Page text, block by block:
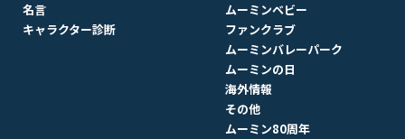
名言
キャラクター診断
ムーミンベビー
ファンクラブ
ムーミンバレーパーク
ムーミンの日
海外情報
その他
ムーミン80周年